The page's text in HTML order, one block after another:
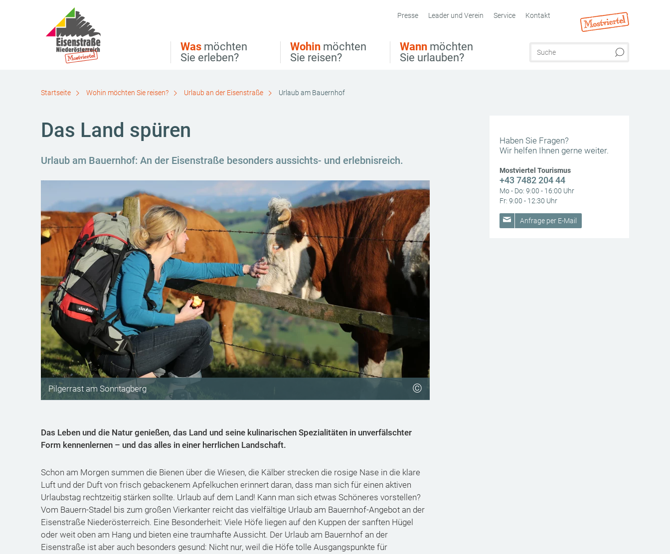
Direkt zur Volltextsuche
Direkt zum Inhalt
Was möchten
Sie erleben?
Wohin möchten
Sie reisen?
Wann möchten
Sie urlauben?
Presse Leader und Verein Service Kontakt
Startseite Wohin möchten Sie reisen? Urlaub an der Eisenstraße Urlaub am Bauernhof
Das Land spüren
Urlaub am Bauernhof: An der Eisenstraße besonders aussichts- und erlebnisreich.
Pilgerrast am Sonntagberg ©
Das Leben und die Natur genießen, das Land und seine kulinarischen Spezialitäten in unverfälschter
Form kennenlernen – und das alles in einer herrlichen Landschaft.
Schon am Morgen summen die Bienen über die Wiesen, die Kälber strecken die rosige Nase in die klare
Luft und der Duft von frisch gebackenem Apfelkuchen erinnert daran, dass man sich für einen aktiven
Urlaubstag rechtzeitig stärken sollte. Urlaub auf dem Land! Kann man sich etwas Schöneres vorstellen?
Vom Bauern-Stadel bis zum großen Vierkanter reicht das vielfältige Urlaub am Bauernhof-Angebot an der
Eisenstraße Niederösterreich. Eine Besonderheit: Viele Höfe liegen auf den Kuppen der sanften Hügel
oder weit oben am Hang und bieten eine traumhafte Aussicht. Der Urlaub am Bauernhof an der
Eisenstraße ist aber auch besonders gesund: Nicht nur, weil die Höfe tolle Ausgangspunkte für
Haben Sie Fragen?
Wir helfen Ihnen gerne weiter.
Mostviertel Tourismus
+43 7482 204 44
Mo - Do: 9:00 - 16:00 Uhr
Fr: 9:00 - 12:30 Uhr
Anfrage per E-Mail